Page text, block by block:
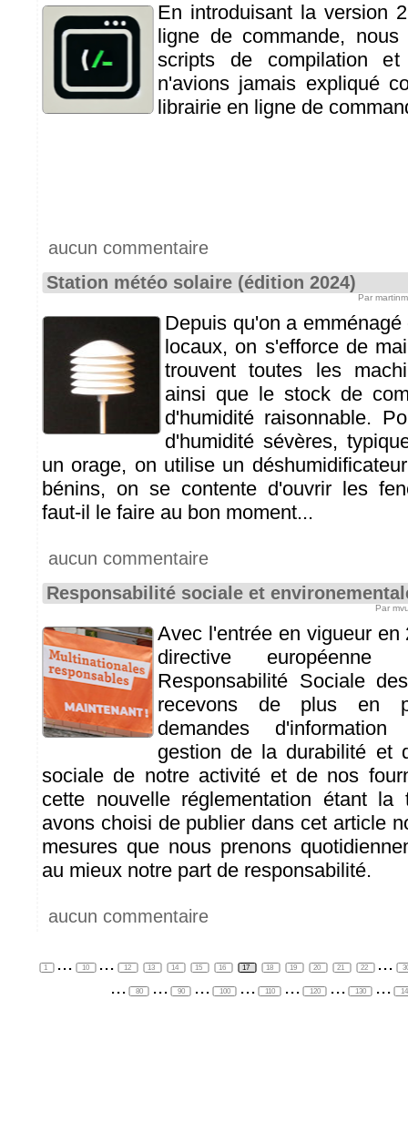
En introduisant la version
ligne de commande,
scripts de compilation
n'avions jamais expliqué
librairie en ligne de
aucun commentaire
Station météo solaire (édition 2024)
Par
Depuis qu'on a
locaux, on s'efforce de
trouvent toutes les
ainsi que le stock de
d'humidité raisonnable.
d'humidité sévères,
un orage, on utilise un
bénins, on se contente d'ouvrir les
faut-il le faire au bon moment...
aucun commentaire
Responsabilité sociale et
Par
Avec l'entrée en vigueur en
directive
Responsabilité Sociale
recevons de plus en
demandes
gestion de la durabilité et
sociale de notre activité et de nos
cette nouvelle réglementation étant la
avons choisi de publier dans cet article
mesures que nous prenons
au mieux notre part de responsabilité.
aucun commentaire
1 ... 10 ... 12 13 14 15 16 17 18 19 20 21 22 ...
... 80 ... 90 ... 100 ... 110 ... 120 ... 130 ...